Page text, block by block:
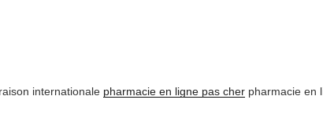
internationale pharmacie en ligne pas cher pharmacie en